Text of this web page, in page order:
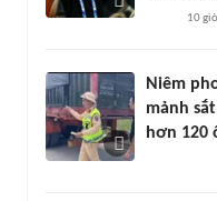
10 giờ
Niêm
mảnh
hơn 120